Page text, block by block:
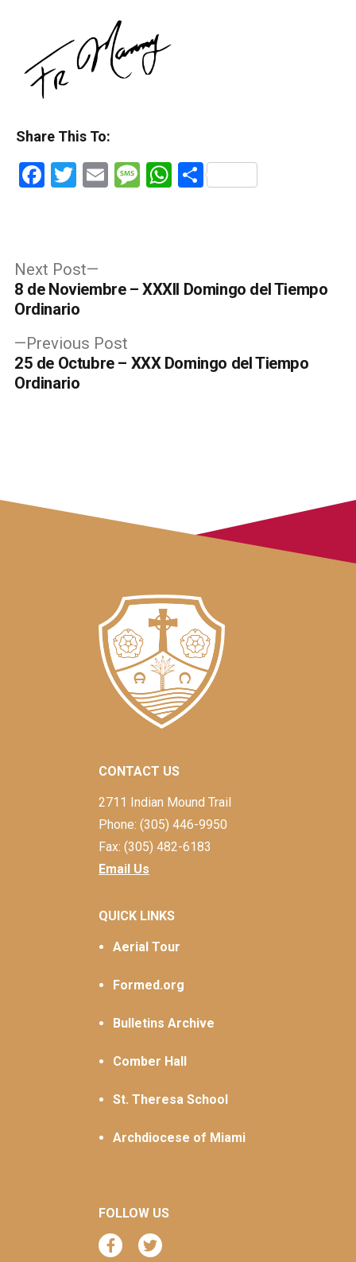
Share This To:
Facebook
Twitter
EmailMessage
WhatsApp
Share
Post
navigation
Previous Post
post:
25 de Octubre – XXX Domingo del Tiempo
Ordinario
Next Post
post:
8 de Noviembre – XXXII Domingo del Tiempo
Ordinario
CONTACT US
2711 Indian Mound Trail
Phone: (305) 446-9950
Fax: (305) 482-6183
Email Us
QUICK LINKS
Aerial Tour
Formed.org
Bulletins Archive
Comber Hall
St. Theresa School
Archdiocese of Miami
FOLLOW US